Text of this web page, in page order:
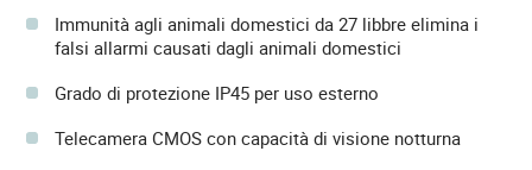
Immunità agli animali domestici da 27 libbre elimina i
falsi allarmi causati dagli animali domestici
Grado di protezione IP45 per uso esterno
Telecamera CMOS con capacità di visione notturna